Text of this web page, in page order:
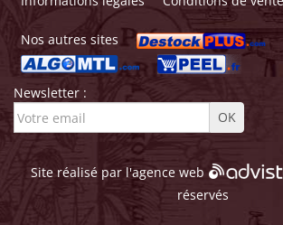
Nos autres sites
Newsletter :
Site réalisé par l'agence web
réservés